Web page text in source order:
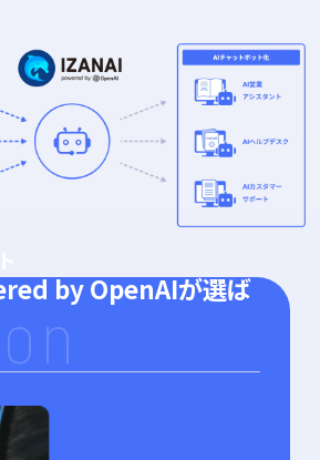
by OpenAIが選ば